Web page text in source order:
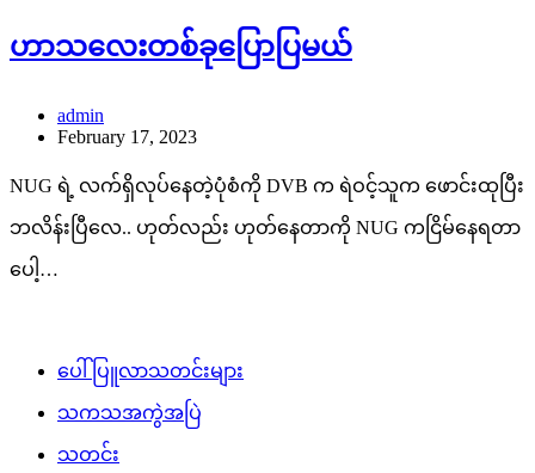
ဟာသလေးတစ်ခုပြောပြမယ်
admin
February 17, 2023
NUG ရဲ့ လက်ရှိလုပ်နေတဲ့ပုံစံကို DVB က ရဲဝင့်သူက ဖောင်းထုပြီး
ဘလိန်းပြီလေ.. ဟုတ်လည်း ဟုတ်နေတာကို NUG ကငြိမ်နေရတာ
ပေါ့…
ပေါ်ပြူလာသတင်းများ
သကသအကွဲအပြဲ
သတင်း